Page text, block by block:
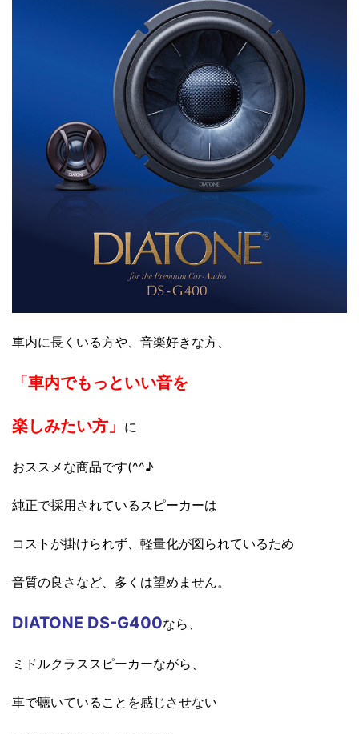
車内に長くいる方や、音楽好きな方、
「車内でもっといい音を
楽しみたい方」 に
おススメな商品です(^^♪
純正で採用されているスピーカーは
コストが掛けられず、軽量化が図られているため
音質の良さなど、多くは望めません。
DIATONE DS-G400なら 、
ミドルクラススピーカーながら、
車で聴いていることを感じさせない